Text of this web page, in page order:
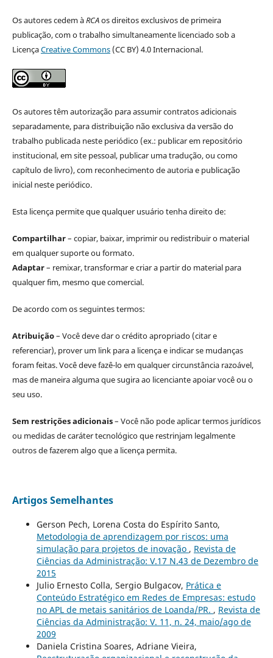
Os autores cedem àRCAos direitos exclusivos de primeira
publicação, com o trabalho simultaneamente licenciado sob a
LicençaCreative Commons(CC BY) 4.0 Internacional.
Os autores têm autorização para assumir contratos adicionais
separadamente, para distribuição não exclusiva da versão do
trabalho publicada neste periódico (ex.: publicar em repositório
institucional, em site pessoal, publicar uma tradução, ou como
capítulo de livro), com reconhecimento de autoria e publicação
inicial neste periódico.
Esta licença permite que qualquer usuário tenha direito de:
Compartilhar– copiar, baixar, imprimir ou redistribuir o material
em qualquer suporte ou formato.
Adaptar– remixar, transformar e criar a partir do material para
qualquer fim, mesmo que comercial.
De acordo com os seguintes termos:
Atribuição– Você deve dar o crédito apropriado (citar e
referenciar), prover um link para a licença e indicar se mudanças
foram feitas. Você deve fazê-lo em qualquer circunstância razoável,
mas de maneira alguma que sugira ao licenciante apoiar você ou o
seu uso.
Sem restrições adicionais– Você não pode aplicar termos jurídicos
ou medidas de caráter tecnológico que restrinjam legalmente
outros de fazerem algo que a licença permita.
Artigos Semelhantes
Gerson Pech, Lorena Costa do Espírito Santo,
Metodologia de aprendizagem por riscos: uma
simulação para projetos de inovação , Revista de
Ciências da Administração: V.17 N.43 de Dezembro de
2015
Julio Ernesto Colla, Sergio Bulgacov, Prática e
Conteúdo Estratégico em Redes de Empresas: estudo
no APL de metais sanitários de Loanda/PR. , Revista de
Ciências da Administração: V. 11, n. 24, maio/ago de
2009
Daniela Cristina Soares, Adriane Vieira,